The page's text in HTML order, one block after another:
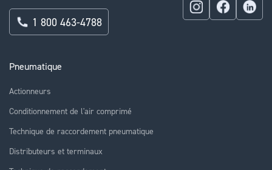
Pneumatique
Actionneurs
Conditionnement de l'air comprimé
Technique de raccordement pneumatique
Distributeurs et terminaux
1 800 463-4788